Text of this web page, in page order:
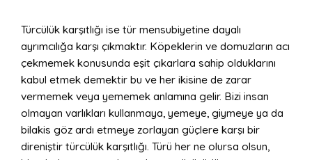
Türcülük karşıtlığı ise tür mensubiyetine dayalı
ayrımcılığa karşı çıkmaktır. Köpeklerin ve domuzların acı
çekmemek konusunda eşit çıkarlara sahip olduklarını
kabul etmek demektir bu ve her ikisine de zarar
vermemek veya yememek anlamına gelir. Bizi insan
olmayan varlıkları kullanmaya, yemeye, giymeye ya da
bilakis göz ardı etmeye zorlayan güçlere karşı bir
direniştir türcülük karşıtlığı. Türü her ne olursa olsun,